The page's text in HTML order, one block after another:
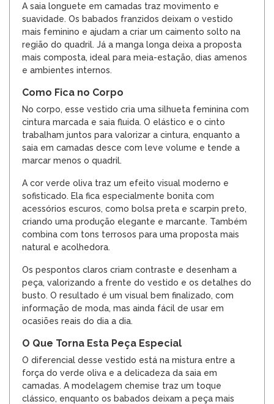
A saia longuete em camadas traz movimento e
suavidade. Os babados franzidos deixam o vestido
mais feminino e ajudam a criar um caimento solto na
região do quadril. Já a manga longa deixa a proposta
mais composta, ideal para meia-estação, dias amenos
e ambientes internos.
Como Fica no Corpo
No corpo, esse vestido cria uma silhueta feminina com
cintura marcada e saia fluida. O elástico e o cinto
trabalham juntos para valorizar a cintura, enquanto a
saia em camadas desce com leve volume e tende a
marcar menos o quadril.
A cor verde oliva traz um efeito visual moderno e
sofisticado. Ela fica especialmente bonita com
acessórios escuros, como bolsa preta e scarpin preto,
criando uma produção elegante e marcante. Também
combina com tons terrosos para uma proposta mais
natural e acolhedora.
Os pespontos claros criam contraste e desenham a
peça, valorizando a frente do vestido e os detalhes do
busto. O resultado é um visual bem finalizado, com
informação de moda, mas ainda fácil de usar em
ocasiões reais do dia a dia.
O Que Torna Esta Peça Especial
O diferencial desse vestido está na mistura entre a
força do verde oliva e a delicadeza da saia em
camadas. A modelagem chemise traz um toque
clássico, enquanto os babados deixam a peça mais